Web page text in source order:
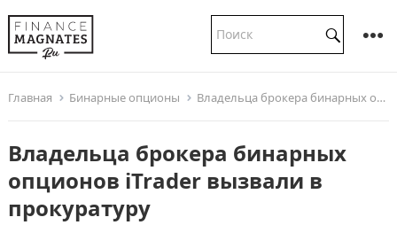
Главная Бинарные опционы Владельца брокера бинарных опционов iTrader вызвали в прокуратуру
Владельца брокера бинарных
опционов iTrader вызвали в
прокуратуру